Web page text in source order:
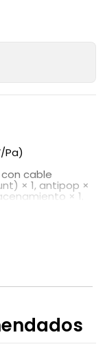
Pa)
cable
× 1, antipop ×
× 1.